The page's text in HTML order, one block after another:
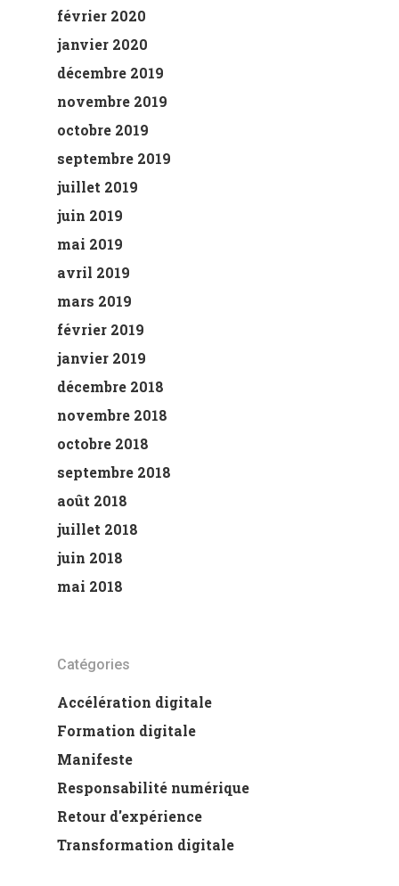
février 2020
janvier 2020
décembre 2019
novembre 2019
octobre 2019
septembre 2019
juillet 2019
juin 2019
mai 2019
avril 2019
mars 2019
février 2019
janvier 2019
décembre 2018
novembre 2018
octobre 2018
septembre 2018
août 2018
juillet 2018
juin 2018
mai 2018
Catégories
Accélération digitale
Formation digitale
Manifeste
Responsabilité numérique
Retour d'expérience
Transformation digitale